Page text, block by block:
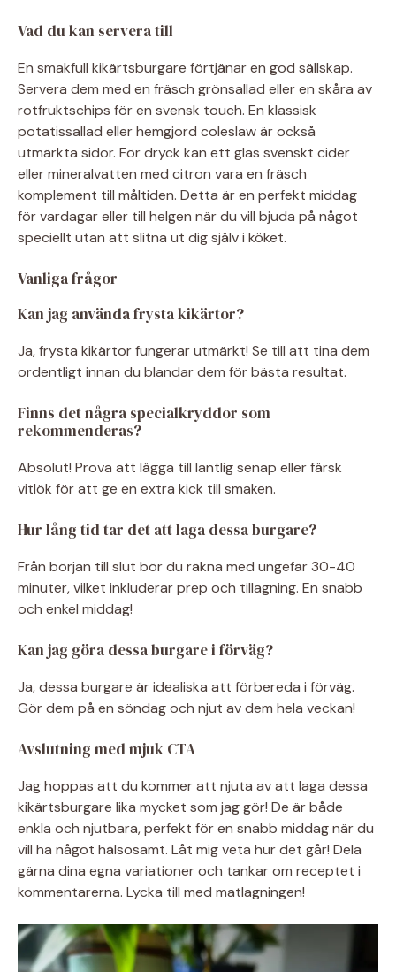
Vad du kan servera till
En smakfull kikärtsburgare förtjänar en god sällskap.
Servera dem med en fräsch grönsallad eller en skåra av
rotfruktschips för en svensk touch. En klassisk
potatissallad eller hemgjord coleslaw är också
utmärkta sidor. För dryck kan ett glas svenskt cider
eller mineralvatten med citron vara en fräsch
komplement till måltiden. Detta är en perfekt middag
för vardagar eller till helgen när du vill bjuda på något
speciellt utan att slitna ut dig själv i köket.
Vanliga frågor
Kan jag använda frysta kikärtor?
Ja, frysta kikärtor fungerar utmärkt! Se till att tina dem
ordentligt innan du blandar dem för bästa resultat.
Finns det några specialkryddor som
rekommenderas?
Absolut! Prova att lägga till lantlig senap eller färsk
vitlök för att ge en extra kick till smaken.
Hur lång tid tar det att laga dessa burgare?
Från början till slut bör du räkna med ungefär 30-40
minuter, vilket inkluderar prep och tillagning. En snabb
och enkel middag!
Kan jag göra dessa burgare i förväg?
Ja, dessa burgare är idealiska att förbereda i förväg.
Gör dem på en söndag och njut av dem hela veckan!
Avslutning med mjuk CTA
Jag hoppas att du kommer att njuta av att laga dessa
kikärtsburgare lika mycket som jag gör! De är både
enkla och njutbara, perfekt för en snabb middag när du
vill ha något hälsosamt. Låt mig veta hur det går! Dela
gärna dina egna variationer och tankar om receptet i
kommentarerna. Lycka till med matlagningen!